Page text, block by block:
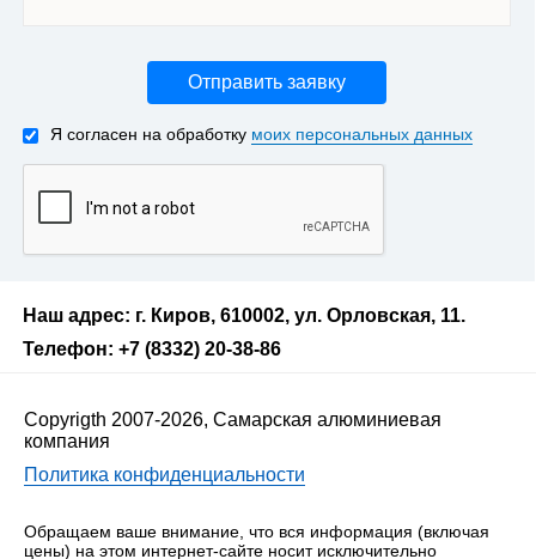
Отправить заявку
Я согласен на обработку моих персональных данных
Наш адрес: г. Киров, 610002, ул. Орловская, 11.
Телефон: +7 (8332) 20-38-86
Copyrigth 2007-2026, Самарская алюминиевая
компания
Политика конфиденциальности
Обращаем ваше внимание, что вся информация (включая
цены) на этом интернет-сайте носит исключительно